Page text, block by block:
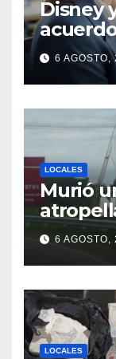
Disney
en6 AGOSTO,
LOCALES
Murió
6 AGOSTO,
LOCALES